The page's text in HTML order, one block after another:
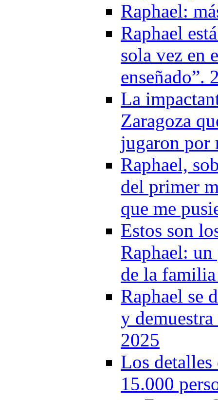
Raphael:
Raphael
sola vez en
enseñado”.
La
Zaragoza
jugaron por
Raphael,
del primer
que me
Estos son
Raphael:
de la
Raphael se
y
2025
Los
15.000